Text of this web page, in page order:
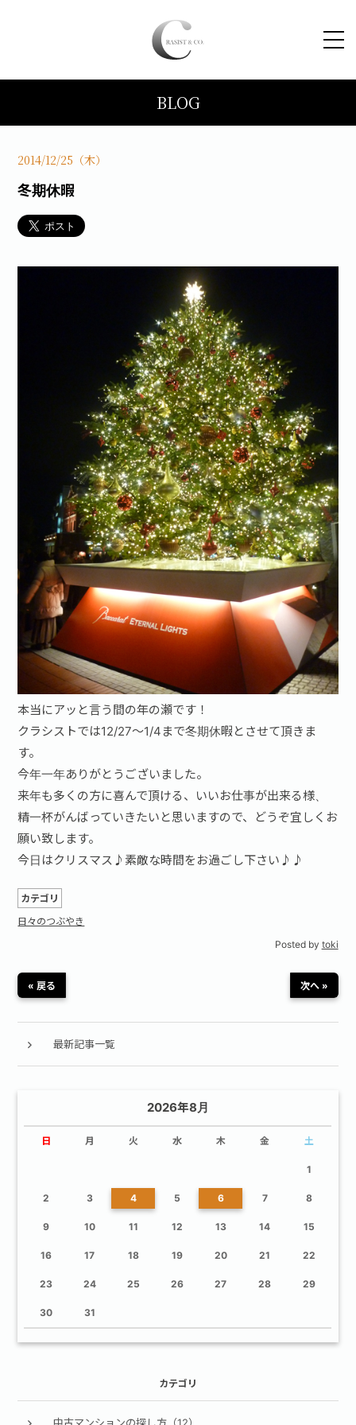
コンセプト
お問い合わせ·資料請求
BLOG
2014/12/25（木）
冬期休暇
本当にアッと言う間の年の瀬です！
クラシストでは12/27～1/4まで冬期休暇とさせて頂きま
す。
今年一年ありがとうございました。
来年も多くの方に喜んで頂ける、いいお仕事が出来る様、
精一杯がんばっていきたいと思いますので、どうぞ宜しくお
願い致します。
今日はクリスマス♪素敵な時間をお過ごし下さい♪♪
カテゴリ
日々のつぶやき
Posted by toki
« 戻る 次へ »
最新記事一覧
2026年8月
日 月 火 水 木 金 土
1
2 3 4 5 6 7 8
9 10 11 12 13 14 15
16 17 18 19 20 21 22
23 24 25 26 27 28 29
30 31
カテゴリ